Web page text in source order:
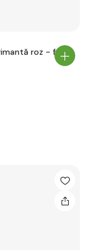
roz - foto